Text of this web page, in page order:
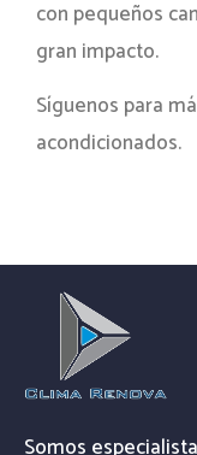
con pequeños
gran impacto.
Síguenos para
acondicionados.
Somos